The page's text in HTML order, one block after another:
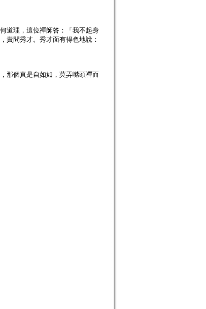
道理，這位禪師答：「我不起身
責問秀才。秀才面有得色地說：
那個真是自如如，莫弄嘴頭禪而